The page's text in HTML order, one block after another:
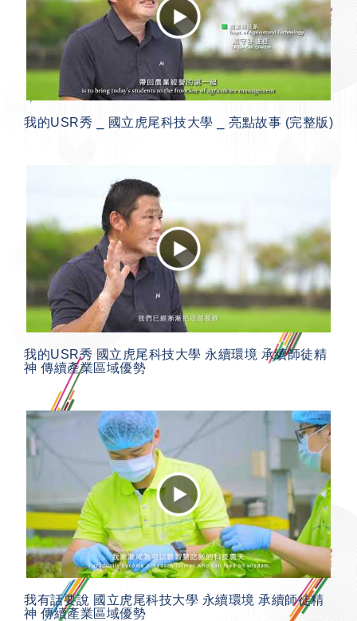
我的USR秀 ⎯ 國立虎尾科技大學 ⎯ 亮點故事 (完整版)
我的USR秀 國立虎尾科技大學 永續環境 承續師徒精
神 傳續產業區域優勢
我有話要說 國立虎尾科技大學 永續環境 承續師徒精
神 傳續產業區域優勢